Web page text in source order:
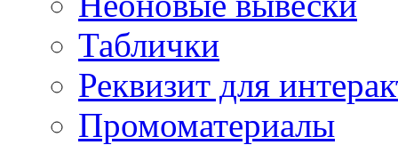
Таблички
Реквизит для
Промоматериалы